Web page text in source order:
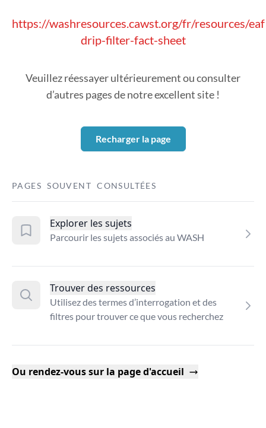
https://washresources.cawst.org/fr/resources/
drip-filter-fact-sheet
Veuillez réessayer ultérieurement ou consulter
d’autres pages de notre excellent site !
Recharger la page
PAGES SOUVENT CONSULTÉES
Explorer les sujets
Parcourir les sujets associés au WASH
Trouver des ressources
Utilisez des termes d’interrogation et des
filtres pour trouver ce que vous recherchez
Ou rendez-vous sur la page d'accueil